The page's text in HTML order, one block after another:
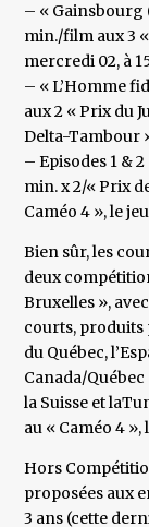
– « Gainsbourg
min./film aux 3 «
mercredi 02, à
– « L’Homme
aux 2 « Prix du
Delta-Tambour
– Episodes 1 &
min. x 2/« Prix
Caméo 4 », le
Bien sûr, les
deux
Bruxelles »,
courts, produits
du Québec,
Canada/
la Suisse et
au « Caméo 4
Hors
proposées aux
3 ans (cette